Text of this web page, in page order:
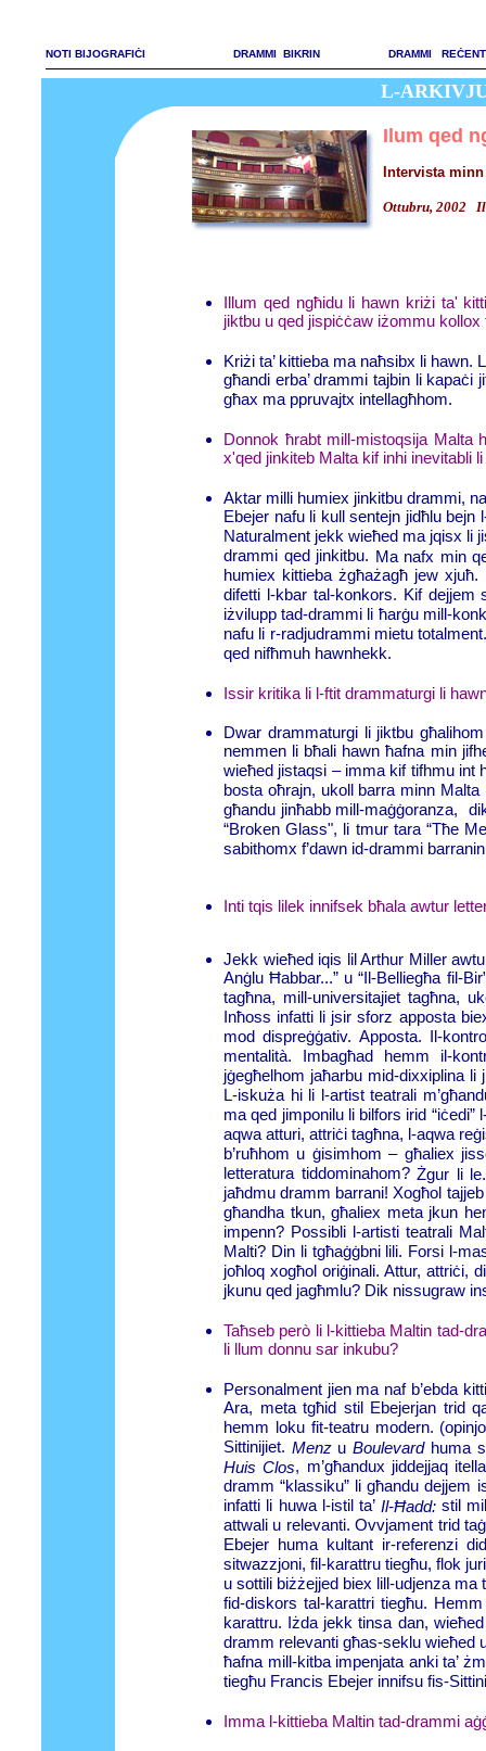
NOTI BIJOGRAFIĊI DRAMMI BIKRIN DRAMMI
L-
Ilum qed
Intervista minn
Ottubru, 2002
Illum qed ngħidu li hawn kriżi ta'
jiktbu u qed jispiċċaw iżommu
Kriżi ta’ kittieba ma naħsibx li hawn.
għandi erba’ drammi tajbin li
għax ma ppruvajtx intellagħhom.
Donnok ħrabt mill-mistoqsija Malta
x'qed jinkiteb Malta kif inhi inevitabli
Aktar milli humiex jinkitbu drammi,
Ebejer nafu li kull sentejn jidħlu
Naturalment jekk wieħed ma jqisx li
drammi qed jinkitbu. Ma nafx min
humiex kittieba żgħażagħ jew
difetti l-kbar tal-konkors. Kif dejjem
iżvilupp tad-drammi li ħarġu mill-
nafu li r-radjudrammi mietu
qed nifħmuh hawnhekk.
Issir kritika li l-ftit drammaturgi li
Dwar drammaturgi li jiktbu
nemmen li bħali hawn ħafna min
wieħed jistaqsi – imma kif tifhmu int
bosta oħrajn, ukoll barra minn
għandu jinħabb mill-maġġoranza,
“Broken Glass", li tmur tara “Tħe
sabithomx f’dawn id-drammi
Inti tqis lilek innifsek bħala awtur
Jekk wieħed iqis lil Arthur Miller
Anġlu Ħabbar...” u “Il-Belliegħa fil-
tagħna, mill-universitajiet tagħna,
Inħoss infatti li jsir sforz apposta
mod dispreġġativ. Apposta. Il-
mentalità. Imbagħad hemm il-
jġegħelhom jaħarbu mid-dixxiplina
L-iskuża hi li l-artist teatrali
ma qed jimponilu li bilfors irid
aqwa atturi, attriċi tagħna, l-aqwa
b’ruħhom u ġisimhom – għaliex
letteratura tiddominahom?Żgur li
jaħdmu dramm barrani! Xogħol
għandha tkun, għaliex meta jkun
impenn? Possibli l-artisti teatrali
Malti? Din li tgħaġġbni lili. Forsi l-
joħloq xogħol oriġinali. Attur, attriċi,
jkunu qed jagħmlu? Dik nissugraw
Taħseb però li l-kittieba Maltin tad-
li llum donnu sar inkubu?
Personalment jien ma naf b’ebda
Ara, meta tgħid stil Ebejerjan trid
hemm loku fit-teatru modern.
Sittinijiet. MenzuBoulevardhuma
Huis Clos, m’għandux jiddejjaq
dramm “klassiku” li għandu dejjem
infatti li huwa l-istil ta’ Il-Ħadd: stil
attwali u relevanti. Ovvjament trid
Ebejer huma kultant ir-referenzi
sitwazzjoni, fil-karattru tiegħu, flok
u sottili biżżejjed biex lill-udjenza ma
fid-diskors tal-karattri tiegħu.
karattru. Iżda jekk tinsa dan,
dramm relevanti għas-seklu wieħed
ħafna mill-kitba impenjata anki ta’
tiegħu Francis Ebejer innifsu fis-
Imma l-kittieba Maltin tad-drammi